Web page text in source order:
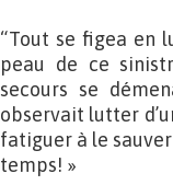
“Tout se figea en
peau de ce
secours se
observait lutter
fatiguer à le
temps! »